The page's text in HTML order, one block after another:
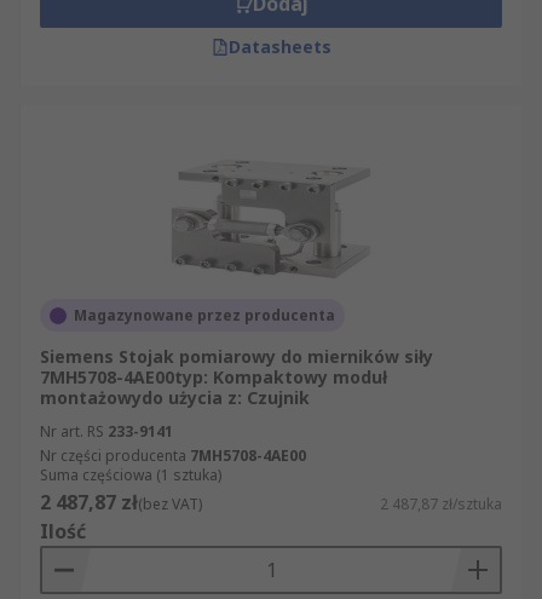
Datasheets
Magazynowane przez producenta
Siemens Stojak pomiarowy do mierników siły
7MH5708-4AE00typ: Kompaktowy moduł
montażowydo użycia z: Czujnik
Nr art. RS 233-9141
Nr części producenta 7MH5708-4AE00
Suma częściowa (1 sztuka)
2 487,87 zł(bez VAT) 2 487,87 zł/sztuka
Ilość